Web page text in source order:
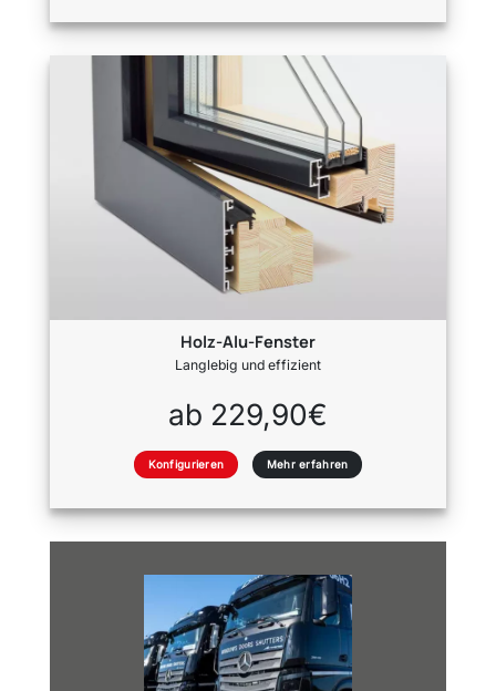
Holz-Alu-Fenster
Langlebig und effizient
ab 229,90€
Konfigurieren Mehr erfahren